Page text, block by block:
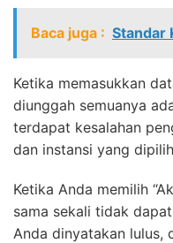
Baca juga : Standar
Ketika memasukkan
diunggah semuanya
terdapat kesalahan
dan instansi yang
Ketika Anda memilih
sama sekali tidak
Anda dinyatakan lulus,